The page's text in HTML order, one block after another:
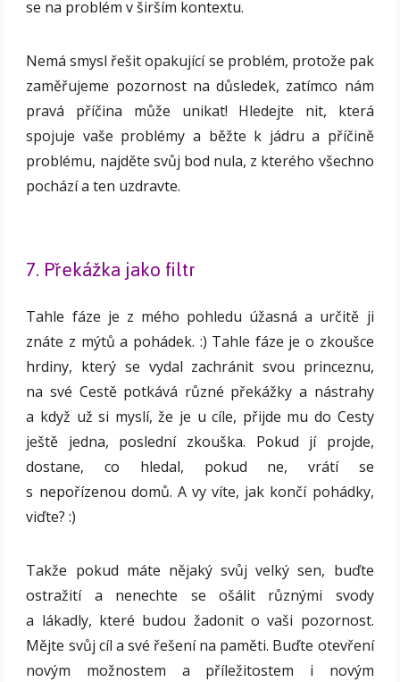
se na problém v širším kontextu.
Nemá smysl řešit opakující se problém, protože pak
zaměřujeme pozornost na důsledek, zatímco nám
pravá příčina může unikat! Hledejte nit, která
spojuje vaše problémy a běžte k jádru a příčině
problému, najděte svůj bod nula, z kterého všechno
pochází a ten uzdravte.
7. Překážka jako filtr
Tahle fáze je z mého pohledu úžasná a určitě ji
znáte z mýtů a pohádek. :) Tahle fáze je o zkoušce
hrdiny, který se vydal zachránit svou princeznu,
na své Cestě potkává různé překážky a nástrahy
a když už si myslí, že je u cíle, přijde mu do Cesty
ještě jedna, poslední zkouška. Pokud jí projde,
dostane, co hledal, pokud ne, vrátí se
s nepořízenou domů. A vy víte, jak končí pohádky,
viďte? :)
Takže pokud máte nějaký svůj velký sen, buďte
ostražití a nenechte se ošálit různými svody
a lákadly, které budou žadonit o vaši pozornost.
Mějte svůj cíl a své řešení na paměti. Buďte otevření
novým možnostem a příležitostem i novým